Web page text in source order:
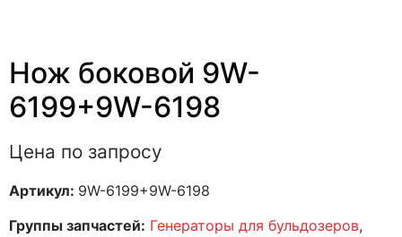
Нож боковой 9W-
6199+9W-6198
Цена по запросу
Артикул: 9W-6199+9W-6198
Группы запчастей: Генераторы для бульдозеров,